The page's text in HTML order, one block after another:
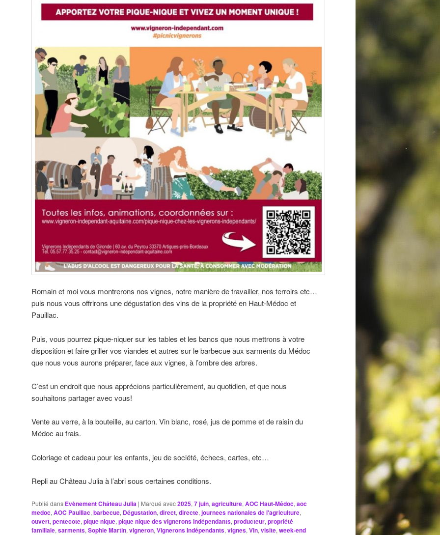
Romain et moi vous montrerons nos vignes, notre manière de travailler, nos terroirs etc…
puis nous vous offrirons une dégustation des vins de la propriété en Haut-Médoc et
Pauillac.
Puis, vous pourrez pique-niquer sur les tables et les bancs que nous mettrons à votre
disposition et faire griller vos viandes et autres sur le barbecue aux sarments du Médoc
que nous vous aurons préparer, face aux vignes, à l’ombre des arbres.
C’est un endroit que nous apprécions particulièrement, au quotidien, et que nous
souhaitons partager avec vous!
Vente au verre, à la bouteille, au carton. Vin blanc, rosé, jus de pomme et de raisin du
Médoc au frais.
Coloriage et cadeau pour les enfants, jeu de société, échecs, cartes, etc…
Repli au Château Julia à l’abri sous certaines conditions.
Publié dans Evènement Château Julia | Marqué avec2025, 7 juin, agriculture, AOC Haut-Médoc, aoc
medoc, AOC Pauillac, barbecue, Dégustation, direct, directe, journees nationales de l'agriculture,
ouvert, pentecote, pique nique, pique nique des vignerons indépendants, producteur, propriété
familiale, sarments, Sophie Martin, vigneron, Vignerons Indépendants, vignes, Vin, visite, week-end